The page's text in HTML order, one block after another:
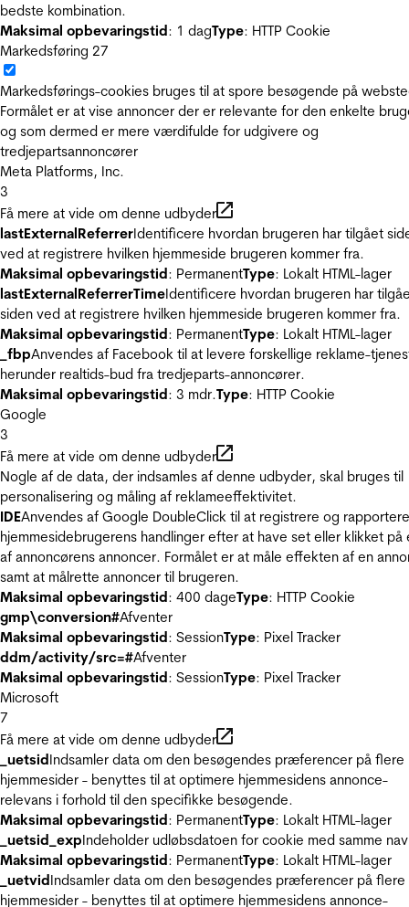
bedste kombination.
Maksimal opbevaringstid: 1 dagType: HTTP Cookie
Markedsføring 27
Markedsførings-cookies bruges til at spore besøgende på
Formålet er at vise annoncer der er relevante for den enkelte
og som dermed er mere værdifulde for udgivere og
tredjepartsannoncører
Meta Platforms, Inc.
3
Få mere at vide om denne udbyder
lastExternalReferrerIdentificere hvordan brugeren har tilgået
ved at registrere hvilken hjemmeside brugeren kommer fra.
Maksimal opbevaringstid: PermanentType: Lokalt HTML-lager
lastExternalReferrerTimeIdentificere hvordan brugeren har
siden ved at registrere hvilken hjemmeside brugeren kommer fra.
Maksimal opbevaringstid: PermanentType: Lokalt HTML-lager
_fbpAnvendes af Facebook til at levere forskellige reklame-
herunder realtids-bud fra tredjeparts-annoncører.
Maksimal opbevaringstid: 3 mdr.Type: HTTP Cookie
Google
3
Få mere at vide om denne udbyder
Nogle af de data, der indsamles af denne udbyder, skal bruges til
personalisering og måling af reklameeffektivitet.
IDEAnvendes af Google DoubleClick til at registrere og
hjemmesidebrugerens handlinger efter at have set eller klikket på
af annoncørens annoncer. Formålet er at måle effekten af en
samt at målrette annoncer til brugeren.
Maksimal opbevaringstid: 400 dageType: HTTP Cookie
gmp\conversion#Afventer
Maksimal opbevaringstid: SessionType: Pixel Tracker
ddm/activity/src=#Afventer
Maksimal opbevaringstid: SessionType: Pixel Tracker
Microsoft
7
Få mere at vide om denne udbyder
_uetsidIndsamler data om den besøgendes præferencer på flere
hjemmesider - benyttes til at optimere hjemmesidens annonce-
relevans i forhold til den specifikke besøgende.
Maksimal opbevaringstid: PermanentType: Lokalt HTML-lager
_uetsid_expIndeholder udløbsdatoen for cookie med samme
Maksimal opbevaringstid: PermanentType: Lokalt HTML-lager
_uetvidIndsamler data om den besøgendes præferencer på flere
hjemmesider - benyttes til at optimere hjemmesidens annonce-